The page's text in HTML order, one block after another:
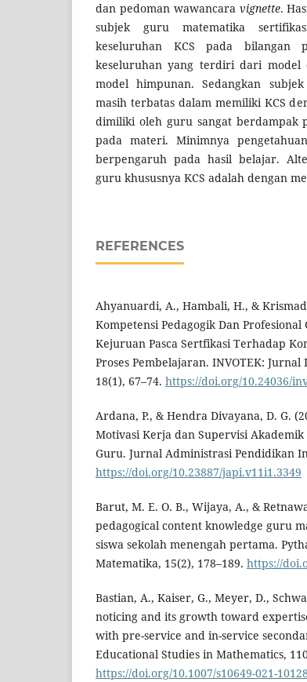
dan pedoman wawancara vignette.
subjek guru matematika
keseluruhan KCS pada bilangan
keseluruhan yang terdiri dari model
model himpunan. Sedangkan
masih terbatas dalam memiliki KCS
dimiliki oleh guru sangat berdampak
pada materi. Minimnya
berpengaruh pada hasil belajar.
guru khususnya KCS adalah dengan
REFERENCES
Ahyanuardi, A., Hambali, H., &
Kompetensi Pedagogik Dan
Kejuruan Pasca Sertfikasi Terhadap
Proses Pembelajaran. INVOTEK:
18(1), 67–74. https://doi.org/10.24036/
Ardana, P., & Hendra Divayana, D. G.
Motivasi Kerja dan Supervisi
Guru. Jurnal Administrasi Pendidikan
https://doi.org/10.23887/japi.v11i1.3349
Barut, M. E. O. B., Wijaya, A., &
pedagogical content knowledge guru
siswa sekolah menengah pertama.
Matematika, 15(2), 178–189. https://
Bastian, A., Kaiser, G., Meyer, D.,
noticing and its growth toward
with pre-service and in-service
Educational Studies in Mathematics,
https://doi.org/10.1007/s10649-021-